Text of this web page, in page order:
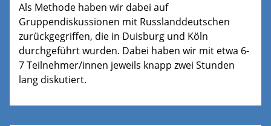
Als Methode haben wir dabei auf
Gruppendiskussionen mit Russlanddeutschen
zurückgegriffen, die in Duisburg und Köln
durchgeführt wurden. Dabei haben wir mit etwa 6-
7 Teilnehmer/innen jeweils knapp zwei Stunden
lang diskutiert.